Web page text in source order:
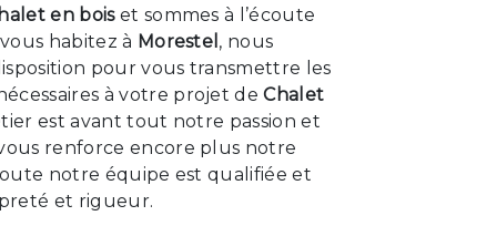
en boiset sommes à l’écoute
habitez à Morestel , nous
pour vous transmettre les
à votre projet deChalet
est avant tout notre passion et
renforce encore plus notre
notre équipe est qualifiée et
et rigueur.